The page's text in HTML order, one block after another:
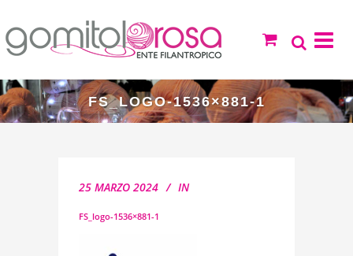
FS_LOGO-1536×881-1
25 MARZO 2024 IN
FS_logo-1536×881-1